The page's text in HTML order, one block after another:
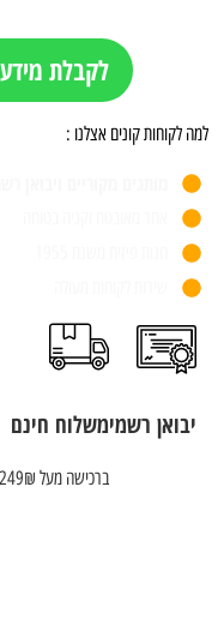
לקבלת
למה לקוחות קונים אצלנו :
יבואן רשמימשלוח חינם
ברכישה מעל 249₪